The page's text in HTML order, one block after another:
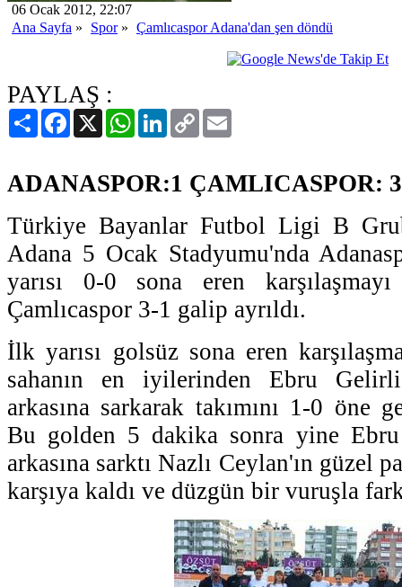
06 Ocak 2012, 22:07
Ana Sayfa » Spor» Çamlıcaspor Adana'dan şen döndü
PAYLAŞ :
PaylaşFacebook
X WhatsAppLinkedIn
Copy
Link
ADANASPOR:1 ÇAMLICASPOR: 3
Türkiye Bayanlar Futbol Ligi B
Adana 5 Ocak Stadyumu'nda
yarısı 0-0 sona eren
Çamlıcaspor 3-1 galip ayrıldı.
İlk yarısı golsüz sona eren
sahanın en iyilerinden Ebru
arkasına sarkarak takımını 1-0 öne
Bu golden 5 dakika sonra yine
arkasına sarktı Nazlı Ceylan'ın güzel
karşıya kaldı ve düzgün bir vuruşla